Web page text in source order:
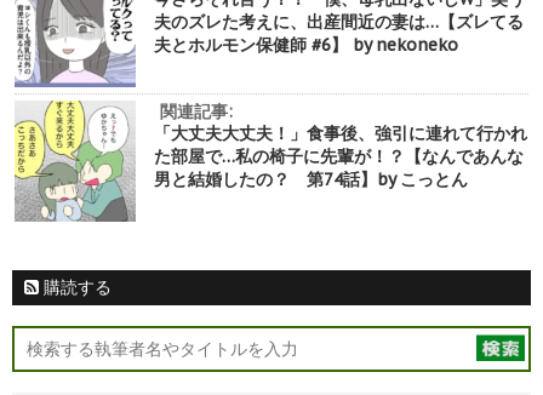
夫のズレた考えに、出産間近の妻は…【ズレてる
夫とホルモン保健師 #6】 by nekoneko
関連記事:
「大丈夫大丈夫！」食事後、強引に連れて行かれ
た部屋で…私の椅子に先輩が！？【なんであんな
男と結婚したの？ 第74話】by こっとん
購読する